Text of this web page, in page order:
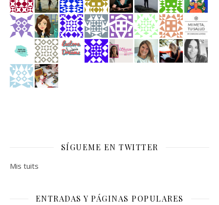
SÍGUEME EN TWITTER
Mis tuits
ENTRADAS Y PÁGINAS POPULARES